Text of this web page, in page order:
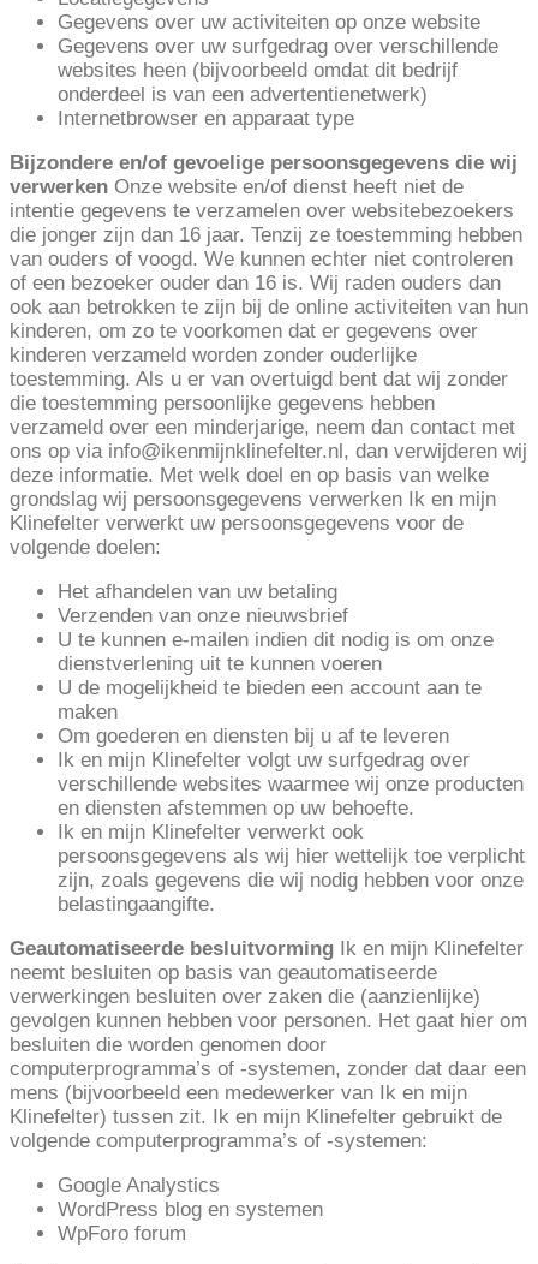
Gegevens over uw activiteiten op onze website
Gegevens over uw surfgedrag over verschillende
websites heen (bijvoorbeeld omdat dit bedrijf
onderdeel is van een advertentienetwerk)
Internetbrowser en apparaat type
Bijzondere en/of gevoelige persoonsgegevens die wij
verwerken Onze website en/of dienst heeft niet de
intentie gegevens te verzamelen over websitebezoekers
die jonger zijn dan 16 jaar. Tenzij ze toestemming hebben
van ouders of voogd. We kunnen echter niet controleren
of een bezoeker ouder dan 16 is. Wij raden ouders dan
ook aan betrokken te zijn bij de online activiteiten van hun
kinderen, om zo te voorkomen dat er gegevens over
kinderen verzameld worden zonder ouderlijke
toestemming. Als u er van overtuigd bent dat wij zonder
die toestemming persoonlijke gegevens hebben
verzameld over een minderjarige, neem dan contact met
ons op via info@ikenmijnklinefelter.nl, dan verwijderen wij
deze informatie. Met welk doel en op basis van welke
grondslag wij persoonsgegevens verwerken Ik en mijn
Klinefelter verwerkt uw persoonsgegevens voor de
volgende doelen:
Het afhandelen van uw betaling
Verzenden van onze nieuwsbrief
U te kunnen e-mailen indien dit nodig is om onze
dienstverlening uit te kunnen voeren
U de mogelijkheid te bieden een account aan te
maken
Om goederen en diensten bij u af te leveren
Ik en mijn Klinefelter volgt uw surfgedrag over
verschillende websites waarmee wij onze producten
en diensten afstemmen op uw behoefte.
Ik en mijn Klinefelter verwerkt ook
persoonsgegevens als wij hier wettelijk toe verplicht
zijn, zoals gegevens die wij nodig hebben voor onze
belastingaangifte.
Geautomatiseerde besluitvorming Ik en mijn Klinefelter
neemt besluiten op basis van geautomatiseerde
verwerkingen besluiten over zaken die (aanzienlijke)
gevolgen kunnen hebben voor personen. Het gaat hier om
besluiten die worden genomen door
computerprogramma’s of -systemen, zonder dat daar een
mens (bijvoorbeeld een medewerker van Ik en mijn
Klinefelter) tussen zit. Ik en mijn Klinefelter gebruikt de
volgende computerprogramma’s of -systemen:
Google Analystics
WordPress blog en systemen
WpForo forum